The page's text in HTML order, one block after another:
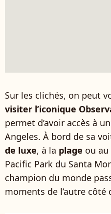
Sur les clichés, on peut
visiter l’iconique
permet d’avoir accès à
Angeles. À bord de sa
de luxe, à la plage ou au
Pacific Park du Santa
champion du monde
moments de l’autre côté